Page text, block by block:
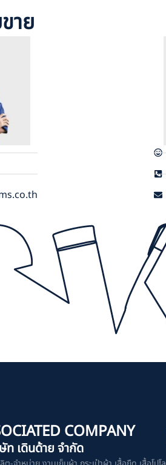
าย
COMPANY
ท เดินด้าย จำกัด